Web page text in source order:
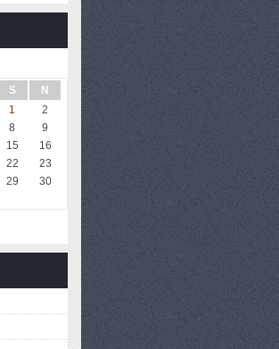
S
N
1
2
8
9
15
16
22
23
29
30